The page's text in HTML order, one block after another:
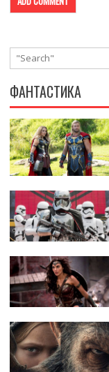
ФАНТАСТИКА